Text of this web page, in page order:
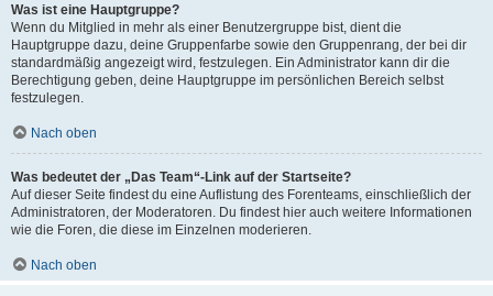
Was ist eine Hauptgruppe?
Wenn du Mitglied in mehr als einer Benutzergruppe bist, dient die
Hauptgruppe dazu, deine Gruppenfarbe sowie den Gruppenrang, der bei dir
standardmäßig angezeigt wird, festzulegen. Ein Administrator kann dir die
Berechtigung geben, deine Hauptgruppe im persönlichen Bereich selbst
festzulegen.
Nach oben
Was bedeutet der „Das Team“-Link auf der Startseite?
Auf dieser Seite findest du eine Auflistung des Forenteams, einschließlich der
Administratoren, der Moderatoren. Du findest hier auch weitere Informationen
wie die Foren, die diese im Einzelnen moderieren.
Nach oben